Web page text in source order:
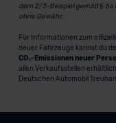
dem 2/3-Beispiel gemäß § 6a
ohne Gewähr.
Für Informationen zum
neuer Fahrzeuge kannst du
CO₂-Emissionen neuer
allen Verkaufsstellen
Deutschen Automobil